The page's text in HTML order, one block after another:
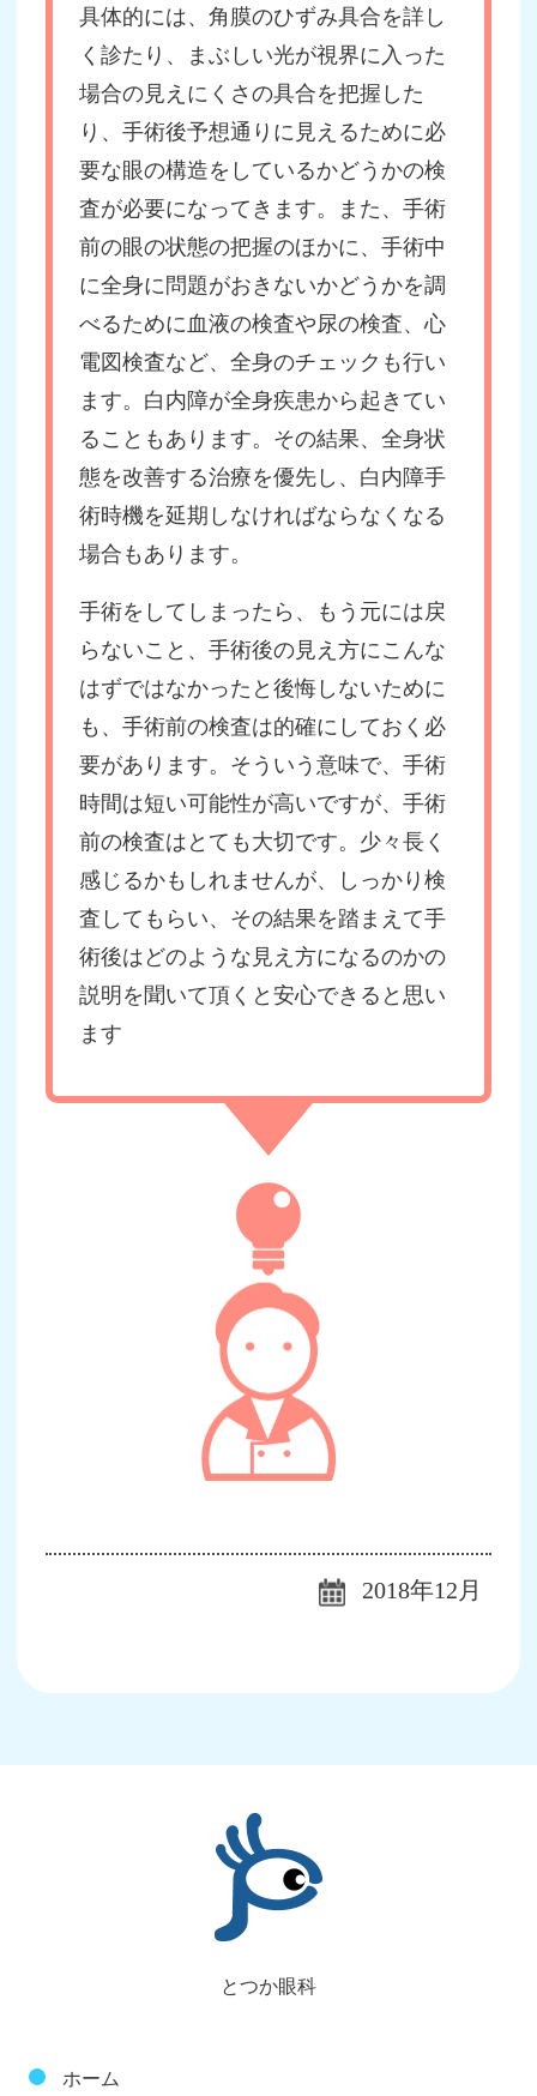
具体的には、角膜のひずみ具合を詳し
く診たり、まぶしい光が視界に入った
場合の見えにくさの具合を把握した
り、手術後予想通りに見えるために必
要な眼の構造をしているかどうかの検
査が必要になってきます。また、手術
前の眼の状態の把握のほかに、手術中
に全身に問題がおきないかどうかを調
べるために血液の検査や尿の検査、心
電図検査など、全身のチェックも行い
ます。白内障が全身疾患から起きてい
ることもあります。その結果、全身状
態を改善する治療を優先し、白内障手
術時機を延期しなければならなくなる
場合もあります。
手術をしてしまったら、もう元には戻
らないこと、手術後の見え方にこんな
はずではなかったと後悔しないために
も、手術前の検査は的確にしておく必
要があります。そういう意味で、手術
時間は短い可能性が高いですが、手術
前の検査はとても大切です。少々長く
感じるかもしれませんが、しっかり検
査してもらい、その結果を踏まえて手
術後はどのような見え方になるのかの
説明を聞いて頂くと安心できると思い
ます
2018年12月
とつか眼科
ホーム